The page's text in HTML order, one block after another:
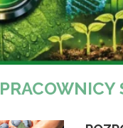
PRACOWNICY